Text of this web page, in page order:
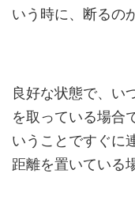
いう時に、断るの
良好な状態で、い
を取っている場合
いうことですぐに
距離を置いている